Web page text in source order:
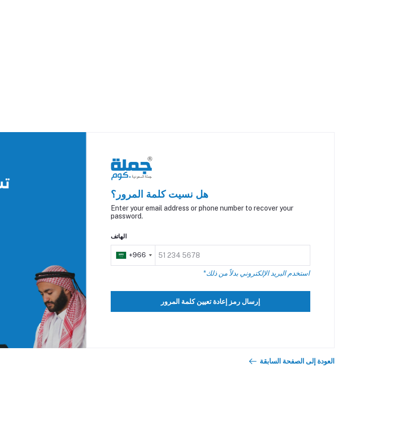
هل نسيت كلمة المرور؟
Enter your email address or phone number to recover your
password.
الهاتف
+966
*استخدم البريد الإلكتروني بدلاً من ذلك
إرسال رمز إعادة تعيين كلمة المرور
العودة إلى الصفحة السابقة